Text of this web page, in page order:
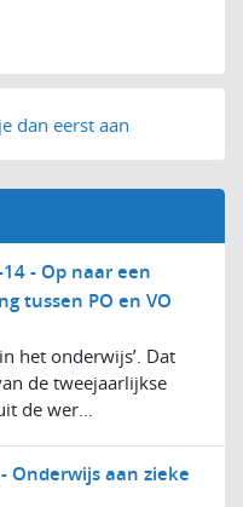
dan eerst aan
- Op naar een
tussen PO en VO
het onderwijs’. Dat
de tweejaarlijkse
de wer...
Onderwijs aan zieke